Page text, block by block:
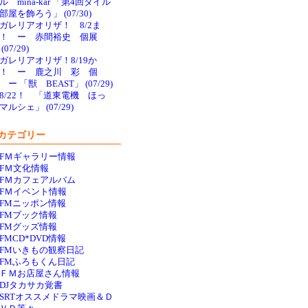
mina-kar 「第4回タイル
屋を飾ろう」 (07/30)
ガレリアオリザ！ 8/2ま
！ ー 赤間裕史 個展
29)
ガレリアオリザ！8/19か
！ ー 鹿之川 彩 個
ー 「獣 BEAST」 (07/29)
8/22！ 「道東電機 ほっ
ルシェ」 (07/29)
テゴリー
FＭギャラリー情報
FＭ文化情報
FＭカフェアルバム
FＭイベント情報
FMニッポン情報
FMブック情報
FMグッズ情報
FMCD*DVD情報
FMいきもの観察日記
FMふろもくん日記
ＦＭお店屋さん情報
DJタカサカ覚書
SRTオススメドラマ映画＆Ｄ